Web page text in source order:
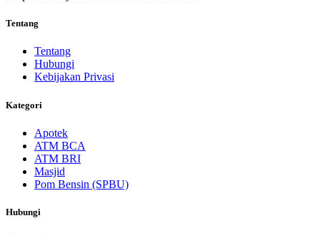
Tentang
Tentang
Hubungi
Kebijakan Privasi
Kategori
Apotek
ATM BCA
ATM BRI
Masjid
Pom Bensin (SPBU)
Hubungi